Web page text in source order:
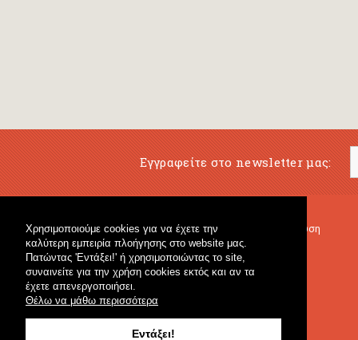
Χρησιμοποιούμε cookies για να έχετε την
καλύτερη εμπειρία πλοήγησης στο website μας.
Πατώντας 'Εντάξει!' ή χρησιμοποιώντας το site,
συναινείτε για την χρήση cookies εκτός και αν τα
έχετε απενεργοποιήσει.
Θέλω να μάθω περισσότερα
Εντάξει!
Εγγραφείτε στο newsletter μας:
Μουσικό Βιβλιοπωλείο
Κρουστά & Εκπαιδευτικό Υλικό
Γενικό Βιβλιοπωλείο
Μουσική Εκπαίδευση
Fagotto Blog